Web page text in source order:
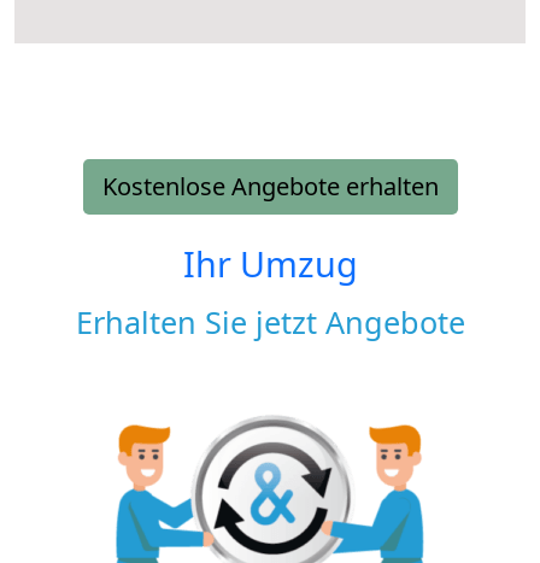
Kostenlose Angebote erhalten
Ihr Umzug
Erhalten Sie jetzt Angebote